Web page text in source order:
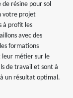
de résine pour sol
votre projet
à profit les
avec des
formations
leur métier sur le
de travail et sont à
un résultat optimal.